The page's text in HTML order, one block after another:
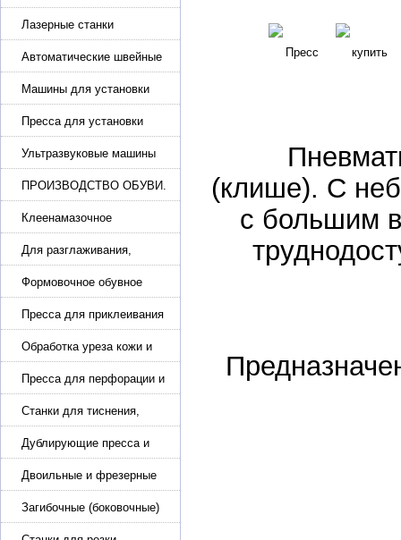
металлу
Лазерные станки
Автоматические швейные
машины с программным
управлением
Машины для установки
жемчуга, бусин, заклепок и
фурнитура
Пресса для установки
фурнитуры: блочка,
люверсы, петля
Ультразвуковые машины
для сварки
ПРОИЗВОДСТВО ОБУВИ.
Машины для изготовления
обуви
Клеенамазочное
оборудование и активаторы
клея
Для разглаживания,
разбивания и герметизации
шва
Формовочное обувное
оборудование
Пресса для приклеивания
подошвы и прибивки
каблука
Обработка уреза кожи и
покрасочные камеры
Пресса для перфорации и
тиснения
Станки для тиснения,
нанесения логотипа и
нумераторы
Дублирующие пресса и
утюги для разглаживания
кожи
Двоильные и фрезерные
машины для слоения и
фрезерования кожи
Загибочные (боковочные)
машины для стельки,
(клише). С
с большим